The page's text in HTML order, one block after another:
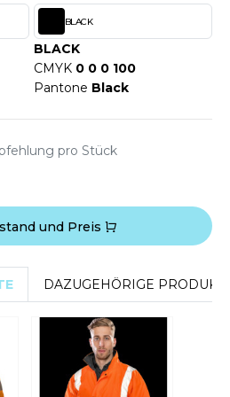
BLACK
BLACK
CMYK 0 0 0 100
Pantone Black
pro Stück
und Preis
DAZUGEHÖRIGE